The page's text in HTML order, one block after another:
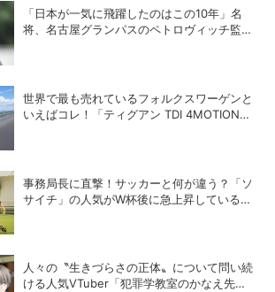
「日本が一気に飛躍したのはこの10年」名
将、名古屋グランパスのペトロヴィッチ監督
世界で最も売れているフォルクスワーゲンと
いえばコレ！「ティグアン TDI 4MOTION
事務局長に直撃！サッカーと何が違う？「ソ
サイチ」の人気がW杯後に急上昇しているワ
人々の〝生きづらさの正体〟について問い続
ける人気VTuber「犯罪学教室のかなえ先